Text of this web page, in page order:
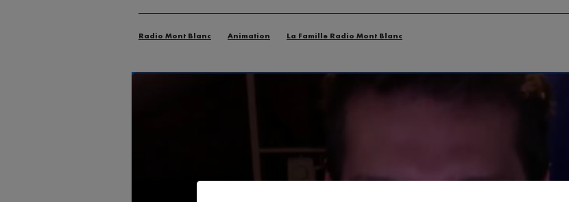
Radio Mont Blanc Animation La Famille Radio Mont Blanc